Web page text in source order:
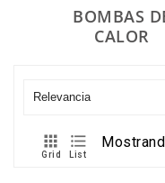
BOMBAS
CALOR
Relevancia

Grid

List